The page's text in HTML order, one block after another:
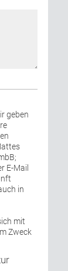
geben
E-Mail
in
mit
Zweck